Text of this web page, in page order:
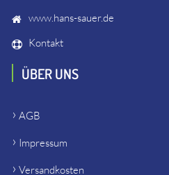
www.hans-sauer.de
Kontakt
ÜBER UNS
AGB
Impressum
Versandkosten